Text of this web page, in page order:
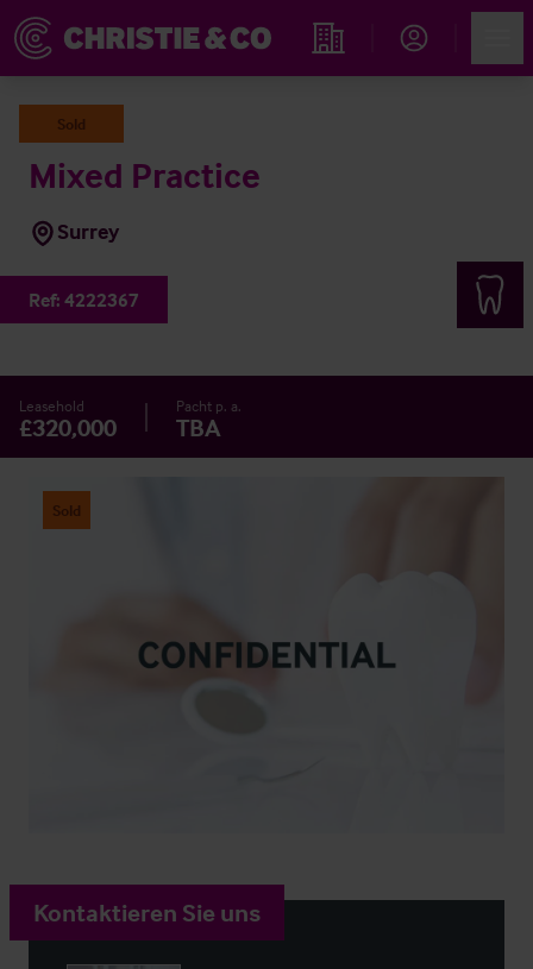
Immobiliensuche
Sold
Mixed Practice
Surrey
Ref: 4222367
Leasehold
£320,000
Pacht p. a.
TBA
Sold
Kontaktieren Sie uns